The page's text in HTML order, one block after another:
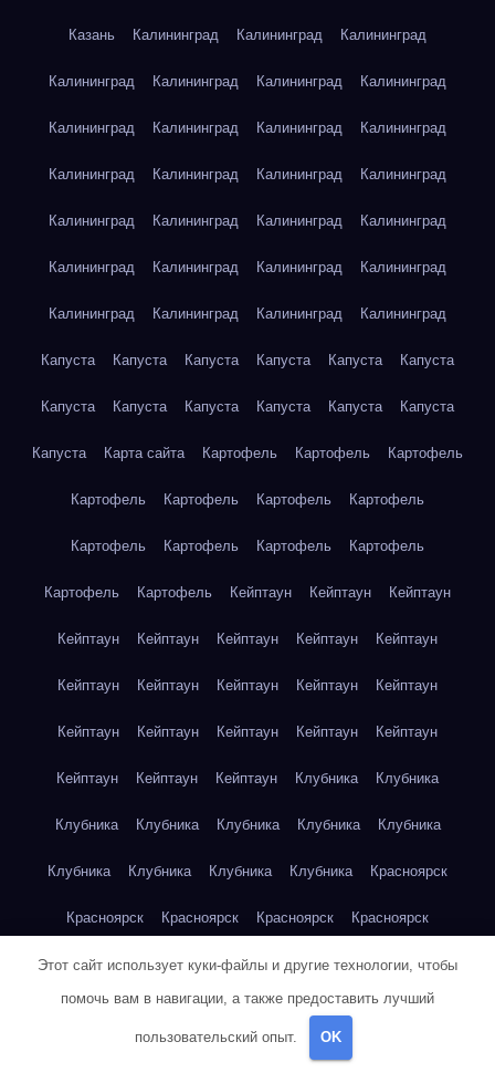
Казань Калининград Калининград Калининград
Калининград Калининград Калининград Калининград
Калининград Калининград Калининград Калининград
Калининград Калининград Калининград Калининград
Калининград Калининград Калининград Калининград
Калининград Калининград Калининград Калининград
Калининград Калининград Калининград Калининград
Капуста Капуста Капуста Капуста Капуста Капуста
Капуста Капуста Капуста Капуста Капуста Капуста
Капуста Карта сайта Картофель Картофель Картофель
Картофель Картофель Картофель Картофель
Картофель Картофель Картофель Картофель
Картофель Картофель Кейптаун Кейптаун Кейптаун
Кейптаун Кейптаун Кейптаун Кейптаун Кейптаун
Кейптаун Кейптаун Кейптаун Кейптаун Кейптаун
Кейптаун Кейптаун Кейптаун Кейптаун Кейптаун
Кейптаун Кейптаун Кейптаун Клубника Клубника
Клубника Клубника Клубника Клубника Клубника
Клубника Клубника Клубника Клубника Красноярск
Красноярск Красноярск Красноярск Красноярск
Красноярск Красноярск Красноярск Красноярск
Красноярск Красноярск Красноярск
Кукуруза
Этот сайт использует куки-файлы и другие технологии, чтобы
помочь вам в навигации, а также предоставить лучший
пользовательский опыт. OK